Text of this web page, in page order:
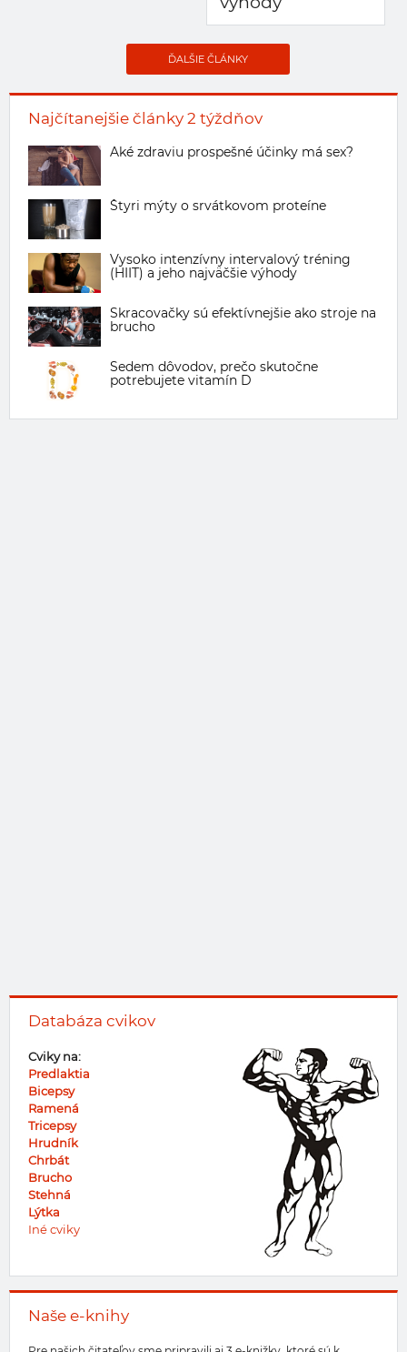
Najčítanejšie články 2 týždňov
Aké zdraviu prospešné účinky má sex?
Štyri mýty o srvátkovom proteíne
Vysoko intenzívny intervalový tréning
(HIIT) a jeho najväčšie výhody
Skracovačky sú efektívnejšie ako stroje na
brucho
Sedem dôvodov, prečo skutočne
potrebujete vitamín D
Databáza cvikov
Cviky na:
Predlaktia
Bicepsy
Ramená
Tricepsy
Hrudník
Chrbát
Brucho
Stehná
Lýtka
Iné cviky
Naše e-knihy
ĎALŠIE ČLÁNKY